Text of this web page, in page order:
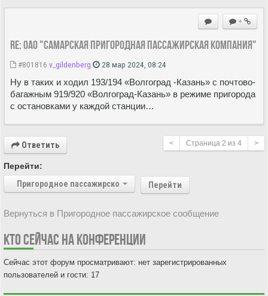
+
Re: ОАО "Самарская пригородная пассажирская компания"
#801816 v_gildenberg 28 мар 2024, 08:24
Ну в таких и ходил 193/194 «Волгоград -Казань» с почтово-
багажным 919/920 «Волгоград-Казань» в режиме пригорода
с остановками у каждой станции…
Ответить < Страница 2 из 4 >
Перейти:
Пригородное пассажирское сообщение
Перейти
Вернуться в Пригородное пассажирское сообщение
КТО СЕЙЧАС НА КОНФЕРЕНЦИИ
Сейчас этот форум просматривают: нет зарегистрированных
пользователей и гости: 17